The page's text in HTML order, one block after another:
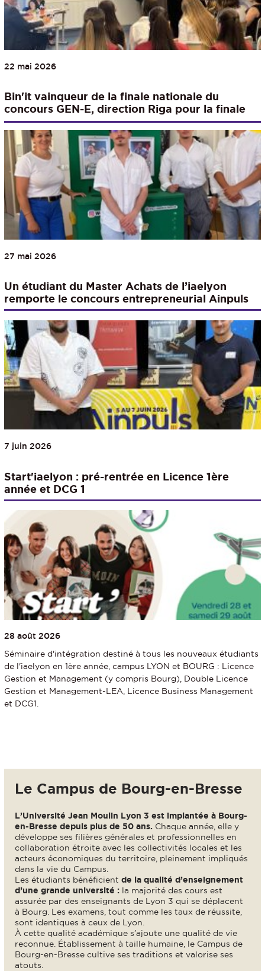
22 mai 2026
Bin'it vainqueur de la finale nationale du
concours GEN-E, direction Riga pour la finale
européenne !
27 mai 2026
Un étudiant du Master Achats de l’iaelyon
remporte le concours entrepreneurial Ainpuls
7 juin 2026
Start'iaelyon : pré-rentrée en Licence 1ère
année et DCG 1
28 août 2026
Séminaire d'intégration destiné à tous les nouveaux étudiants
de l'iaelyon en 1ère année, campus LYON et BOURG : Licence
Gestion et Management (y compris Bourg), Double Licence
Gestion et Management-LEA, Licence Business Management
et DCG1.
Le Campus de Bourg-en-Bresse
L’Université Jean Moulin Lyon 3 est implantée à Bourg-
en-Bresse depuis plus de 50 ans. Chaque année, elle y
développe ses filières générales et professionnelles en
collaboration étroite avec les collectivités locales et les
acteurs économiques du territoire, pleinement impliqués
dans la vie du Campus.
Les étudiants bénéficientde la qualité d’enseignement
d’une grande université : la majorité des cours est
assurée par des enseignants de Lyon 3 qui se déplacent
à Bourg. Les examens, tout comme les taux de réussite,
sont identiques à ceux de Lyon.
À cette qualité académique s’ajoute une qualité de vie
reconnue. Établissement à taille humaine, le Campus de
Bourg-en-Bresse cultive ses traditions et valorise ses
atouts.